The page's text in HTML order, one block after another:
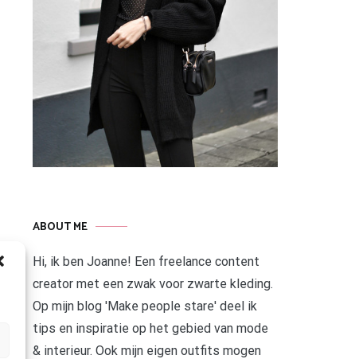
ABOUT ME
Hi, ik ben Joanne! Een freelance content
creator met een zwak voor zwarte kleding.
Op mijn blog 'Make people stare' deel ik
tips en inspiratie op het gebied van mode
& interieur. Ook mijn eigen outfits mogen